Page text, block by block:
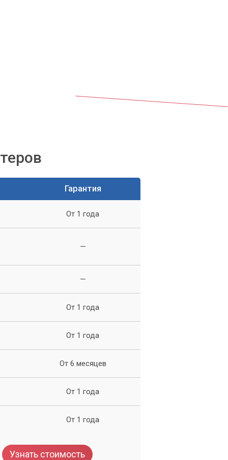
–
Гарантия
От 1 года
—
—
От 1 года
От 1 года
От 6 месяцев
От 1 года
От 1 года
Узнать стоимость